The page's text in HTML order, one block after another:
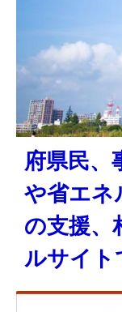
府県民、
や省エネ
の支援、
ルサイト